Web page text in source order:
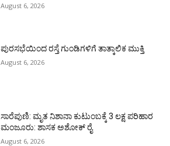
August 6, 2026
ಪುರಸಭೆಯಿಂದ ರಸ್ತೆ ಗುಂಡಿಗಳಿಗೆ ತಾತ್ಕಾಲಿಕ ಮುಕ್ತಿ
August 6, 2026
ಸಾರೆಪುಣಿ: ಮೃತ ನಿಶಾನಾ ಕುಟುಂಬಕ್ಕೆ 3 ಲಕ್ಷ ಪರಿಹಾರ
ಮಂಜೂರು: ಶಾಸಕ ಅಶೋಕ್ ರೈ
August 6, 2026